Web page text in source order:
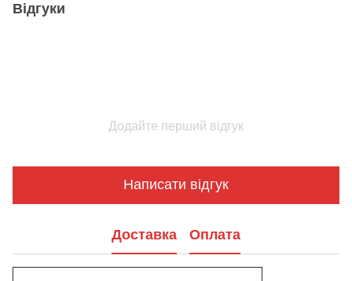
Відгуки
Додайте перший відгук
Написати відгук
Доставка Оплата